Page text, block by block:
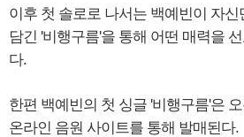
이후 첫 솔로로 나서는 백예빈이 자신
담긴 '비행구름'을 통해 어떤 매력을
다.
한편 백예빈의 첫 싱글 '비행구름'은
온라인 음원 사이트를 통해 발매된다.